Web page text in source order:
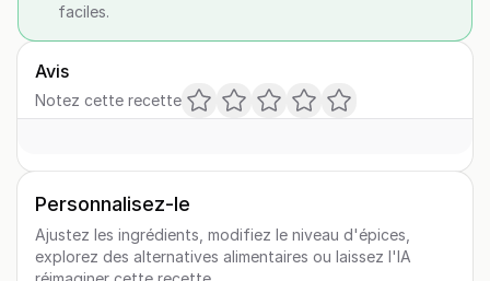
faciles.
Avis
Notez cette recette
Personnalisez-le
Ajustez les ingrédients, modifiez le niveau d'épices,
explorez des alternatives alimentaires ou laissez l'IA